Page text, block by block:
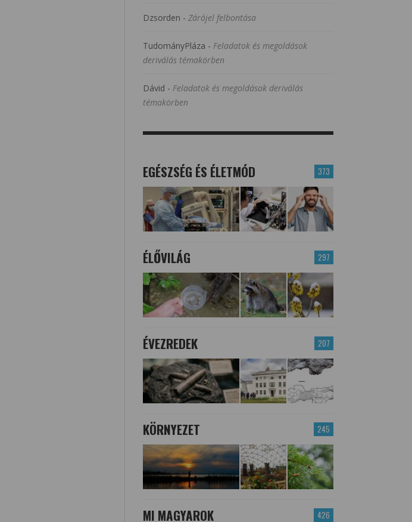
Dzsorden - Zárójel felbontása
TudományPláza - Feladatok és megoldások
deriválás témakörben
Dávid - Feladatok és megoldások deriválás
témakörben
373
EGÉSZSÉG ÉS ÉLETMÓD
297
ÉLŐVILÁG
207
ÉVEZREDEK
245
KÖRNYEZET
426
MI MAGYAROK